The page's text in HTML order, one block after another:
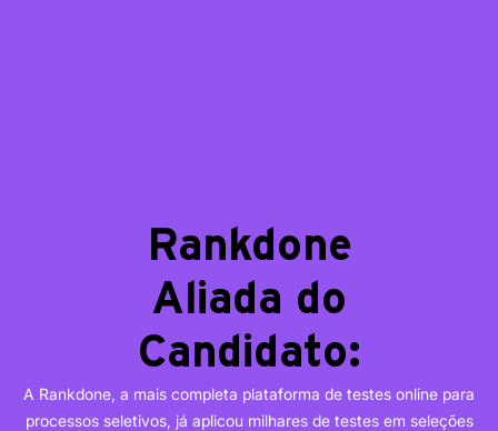
Rankdone
Aliada do
Candidato:
A Rankdone, a mais completa plataforma de testes online para
processos seletivos, já aplicou milhares de testes em seleções